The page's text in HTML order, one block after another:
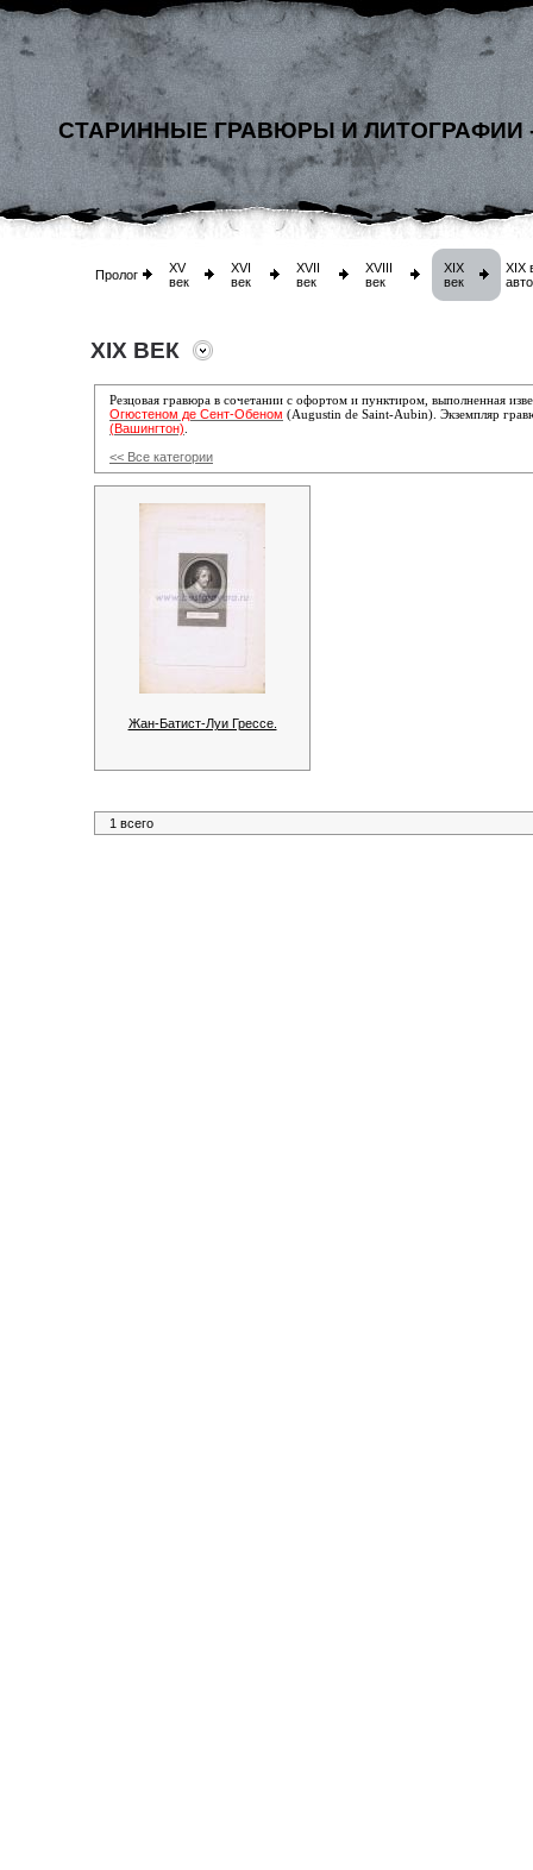
СТАРИННЫЕ ГРАВЮРЫ И ЛИТОГРАФИИ
Пролог
XV
век
XVI
век
XVII
век
XVIII
век
XIX
век
XIX
XIX ВЕК
Резцовая гравюра в сочетании с офортом и пунктиром, выполненная
Огюстеном де Сент-Обеном (Augustin de Saint-Aubin) Экземпляр
(Вашингтон)
<< Все категории
Жан-Батист-Луи Грессе.
1 всего